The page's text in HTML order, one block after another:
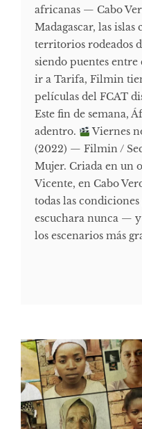
africanas — Cabo
Madagascar, las
territorios rodeados
siendo puentes
ir a Tarifa, Filmin
películas del FCAT
Este fin de semana,
adentro.
Viernes
(2022) — Filmin /
Mujer. Criada en un
Vicente, en Cabo
todas las
escuchara nunca —
los escenarios más